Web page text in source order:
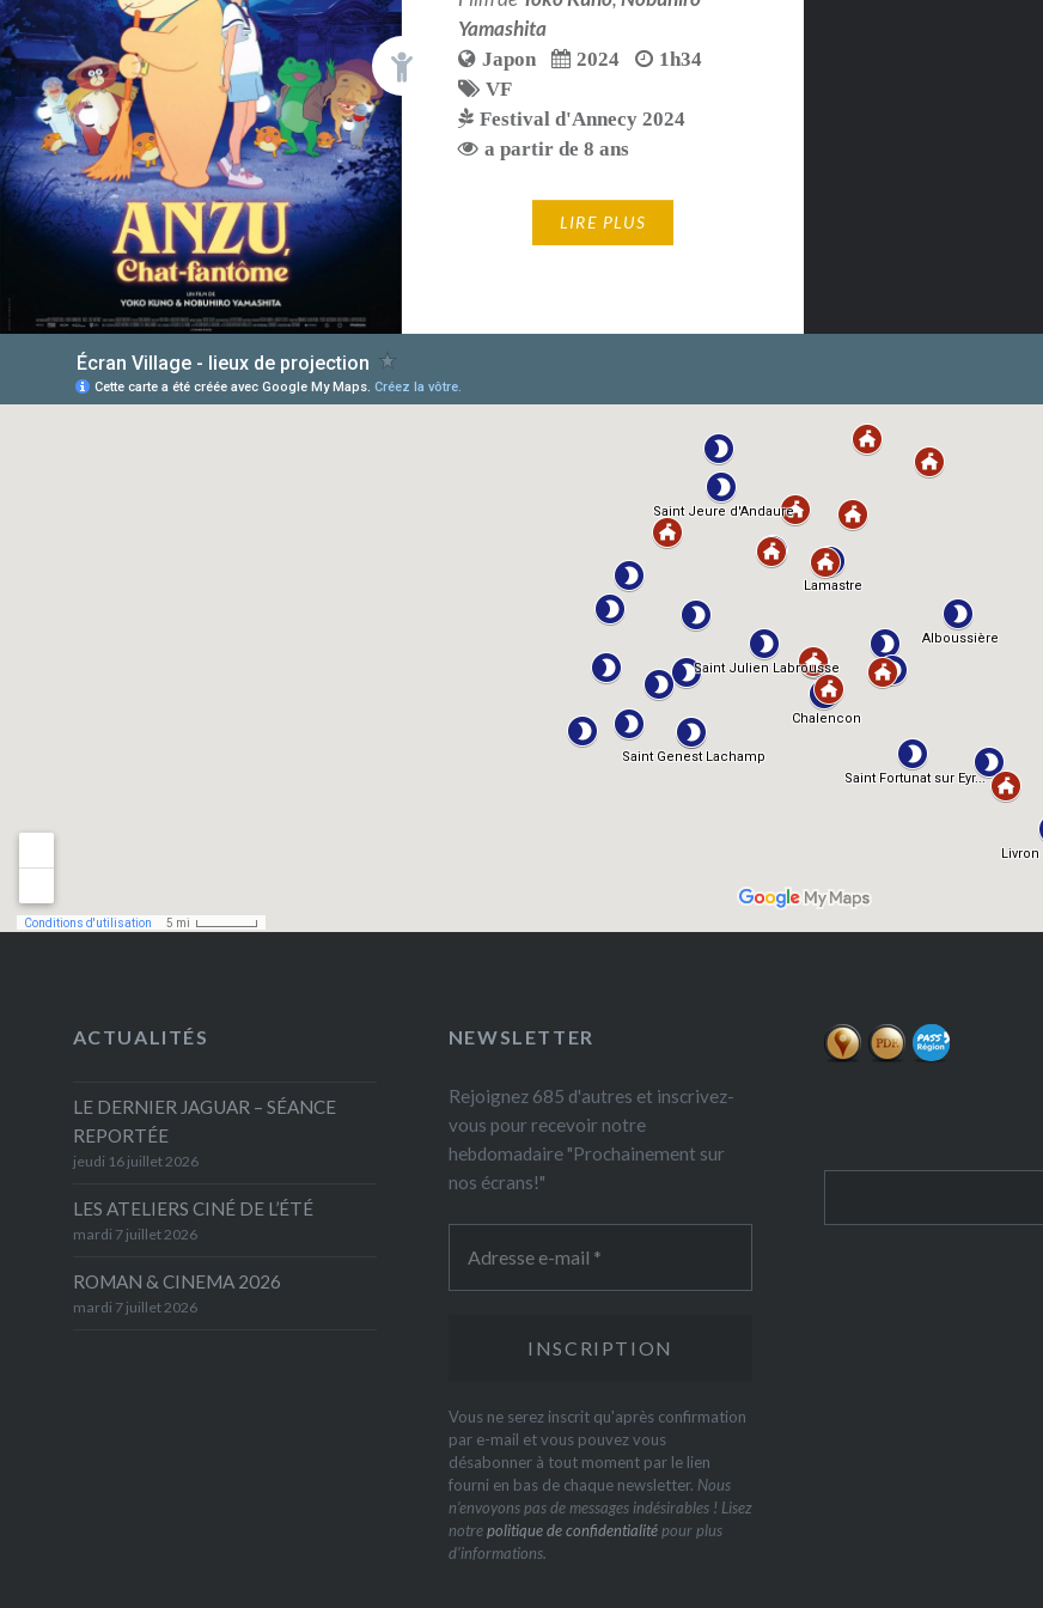
Yamashita
Japon 2024
1h34
VF
Festival d'Annecy 2024
a partir de 8 ans
LIRE PLUS
ACTUALITÉS
LE DERNIER JAGUAR – SÉANCE
REPORTÉE
jeudi 16 juillet 2026
LES ATELIERS CINÉ DE L’ÉTÉ
mardi 7 juillet 2026
ROMAN & CINEMA 2026
mardi 7 juillet 2026
NEWSLETTER
Rejoignez 685 d'autres et inscrivez-
vous pour recevoir notre
hebdomadaire "Prochainement sur
nos écrans!"
Vous ne serez inscrit qu'après confirmation
par e-mail et vous pouvez vous
désabonner à tout moment par le lien
fourni en bas de chaque newsletter. Nous
n’envoyons pas de messages indésirables ! Lisez
notrepolitique de confidentialitépour plus
d’informations.